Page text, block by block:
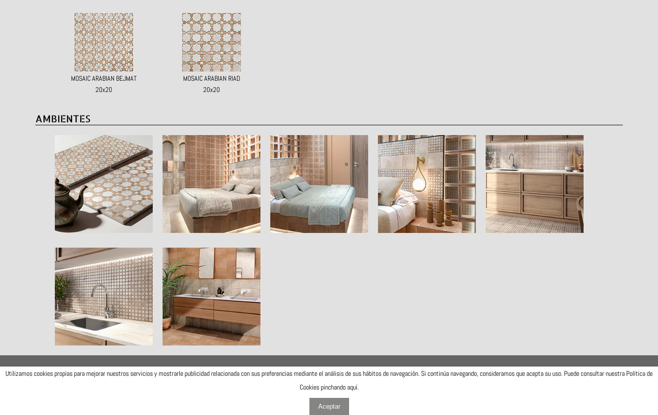
MOSAIC ARABIAN BEJMAT
20x20
MOSAIC ARABIAN RIAD
20x20
AMBIENTES
Política de cookies Política de privacidad
Diseñada y desarrollada por Ocre Estudi Grafic S.L.
Camí de la Travessa, 17
Utilizamos cookies propias para mejorar nuestros servicios y mostrarle publicidad relacionada con sus preferencias mediante el análisis de sus hábitos de navegación. Si continúa navegando, consideramos que acepta su uso. Puede consultar nuestra Política de
Cookies pinchando aquí.
Aceptar